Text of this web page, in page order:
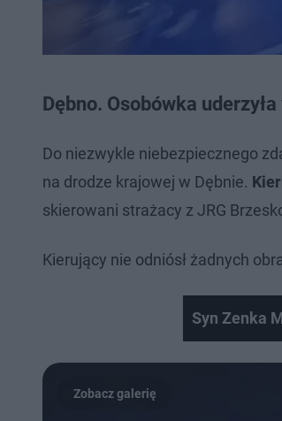
Dębno. Osobówka
Do niezwykle niebezpiecznego
na drodze krajowej w Dębnie.
skierowani strażacy z JRG
Kierujący nie odniósł żadnych
Syn Zenka